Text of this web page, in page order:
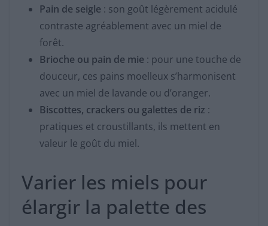
Pain de seigle : son goût légèrement acidulé
contraste agréablement avec un miel de
forêt.
Brioche ou pain de mie : pour une touche de
douceur, ces pains moelleux s’harmonisent
avec un miel de lavande ou d’oranger.
Biscottes, crackers ou galettes de riz :
pratiques et croustillants, ils mettent en
valeur le goût du miel.
Varier les miels pour
élargir la palette des